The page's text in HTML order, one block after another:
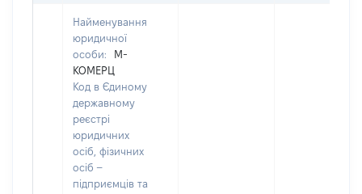
Найменування
юридичної
особи:
М-
КОМЕРЦ
Код в Єдиному
державному
реєстрі
юридичних
осіб, фізичних
осіб –
підприємців та